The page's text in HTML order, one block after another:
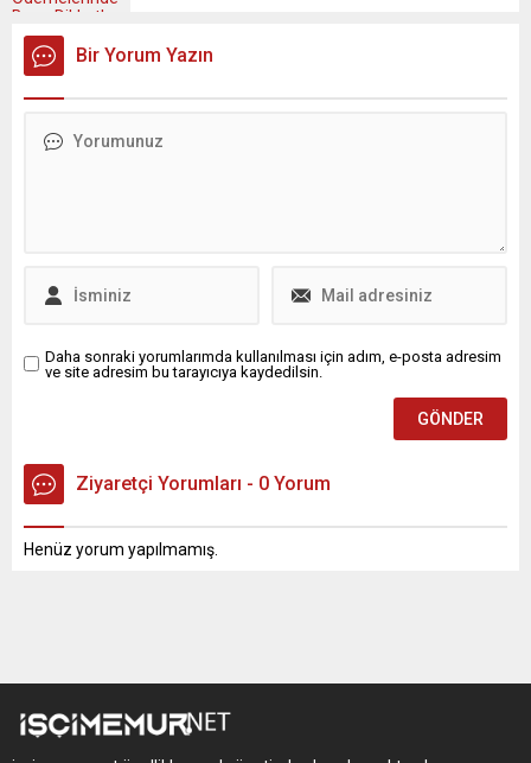
Bir Yorum Yazın
Daha sonraki yorumlarımda kullanılması için adım, e-posta adresim
ve site adresim bu tarayıcıya kaydedilsin.
Ziyaretçi Yorumları - 0 Yorum
Henüz yorum yapılmamış.